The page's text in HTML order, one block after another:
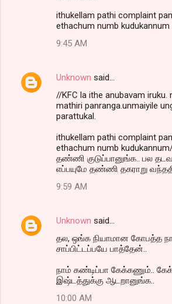
ithukellam pathi complaint
ethachum numb kudukannum
9:45 AM
Unknown said…
//KFC la ithe anubavam iruku.
mathiri panranga.unmaiyile
parattukal.
ithukellam pathi complaint
ethachum numb
தண்ணி குடுப்பானுங்க.. பல
எப்பயுமே தண்ணி தகராறு
9:59 AM
Unknown said…
தல, ஒங்க நியாமான கோபத்த
சாப்பிட்டப்பயே பாத்தேன்..
நாம் கண்டிப்பா கேக்கணும்..
இஷ்டத்துக்கு ஆடறானுங்க..
10:00 AM